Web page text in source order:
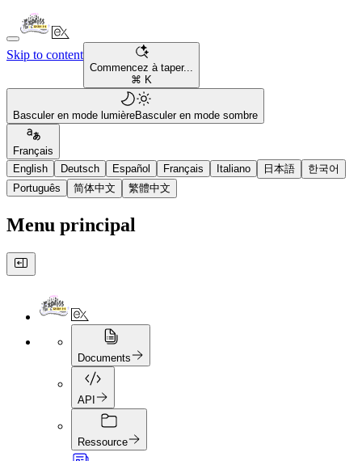
Skip to content
Commencez à taper...
⌘ K
Basculer en mode lumièreBasculer en mode sombre
Français
English
Deutsch Español Français Italiano 日本語
한국어
Português
简体中文 繁體中文
Menu principal
Documents
API
Ressource